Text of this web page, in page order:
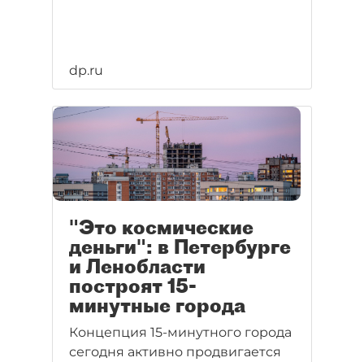
dp.ru
"Это космические
деньги": в Петербурге
и Ленобласти
построят 15-
минутные города
Концепция 15-минутного города
сегодня активно продвигается